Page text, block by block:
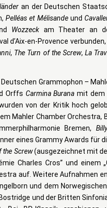
an der Deutschen
Pelléas et Mélisandeund
Wozzeckam Theater an
d’Aix-en-Provence
, The Turn of the Screw, La
Grammophon –
Orffs Carmina Burana mit dem
von der Kritik hoch
Mahler Chamber Orchestra,
Bremen,
eines Grammy Awards für
the Screw(ausgezeichnet mit
Charles Cros” und einem
auf. Weitere Aufnahmen
und dem
und der Britten